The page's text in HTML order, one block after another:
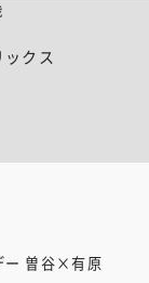
ックス
ー 曽谷×有原